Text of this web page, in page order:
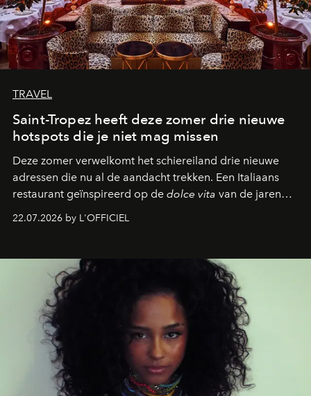
TRAVEL
Saint-Tropez heeft deze zomer drie nieuwe
hotspots die je niet mag missen
Deze zomer verwelkomt het schiereiland drie nieuwe
adressen die nu al de aandacht trekken. Een Italiaans
restaurant geïnspireerd op de dolce vita van de jaren
verandert in een bruisende ontmoetingsplek en de
neerstrijkt in Saint-Tropez. Dit zijn de nieuwe adressen
die deze zomer de toon zetten, van lange lunches tot
zwoele nachten.
22.07.2026 by L'OFFICIEL